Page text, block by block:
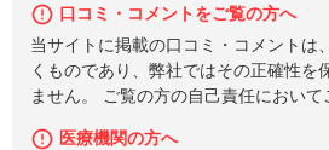
口コミ・コメントをご覧の方へ
当サイトに掲載の口コミ・コメントは
くものであり、弊社ではその正確性を
ません。 ご覧の方の自己責任において
医療機関の方へ